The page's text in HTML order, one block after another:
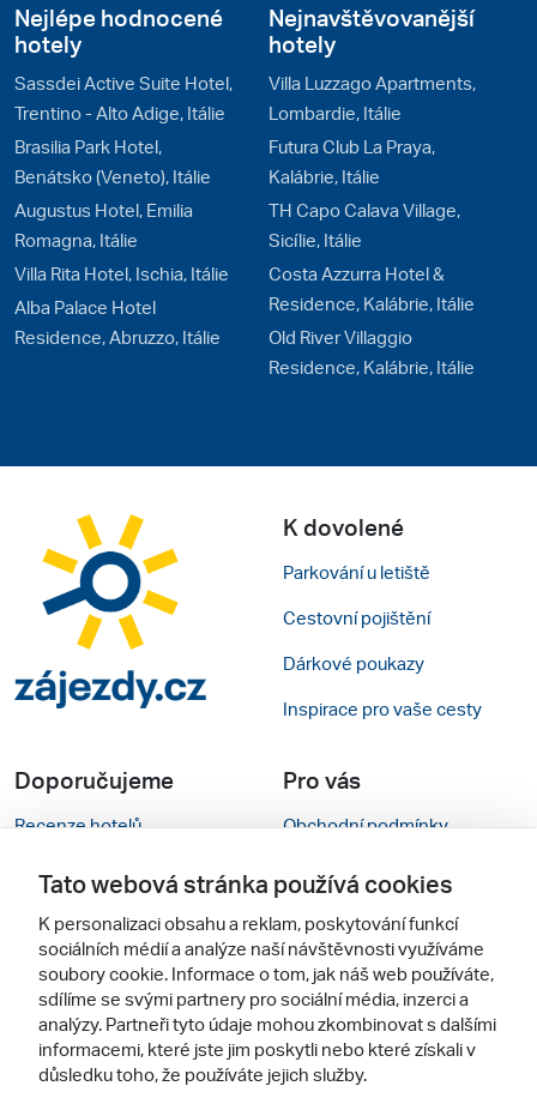
Nejlépe hodnocené
hotely
Sassdei Active Suite Hotel,
Trentino - Alto Adige, Itálie
Brasilia Park Hotel,
Benátsko (Veneto), Itálie
Augustus Hotel, Emilia
Romagna, Itálie
Villa Rita Hotel, Ischia, Itálie
Alba Palace Hotel
Residence, Abruzzo, Itálie
Nejnavštěvovanější
hotely
Villa Luzzago Apartments,
Lombardie, Itálie
Futura Club La Praya,
Kalábrie, Itálie
TH Capo Calava Village,
Sicílie, Itálie
Costa Azzurra Hotel &
Residence, Kalábrie, Itálie
Old River Villaggio
Residence, Kalábrie, Itálie
K dovolené
Parkování u letiště
Cestovní pojištění
Dárkové poukazy
Inspirace pro vaše cesty
Doporučujeme
Recenze hotelů
Rady na cestu
Cestovní kanceláře
Zájazdy.sk
Pro vás
Obchodní podmínky
Kontakty
Nastavení cookies
Mobilní verze webu
Sledujte nás
Tato webová stránka používá cookies
K personalizaci obsahu a reklam, poskytování funkcí
sociálních médií a analýze naší návštěvnosti využíváme
soubory cookie. Informace o tom, jak náš web používáte,
sdílíme se svými partnery pro sociální média, inzerci a
analýzy. Partneři tyto údaje mohou zkombinovat s dalšími
informacemi, které jste jim poskytli nebo které získali v
důsledku toho, že používáte jejich služby.